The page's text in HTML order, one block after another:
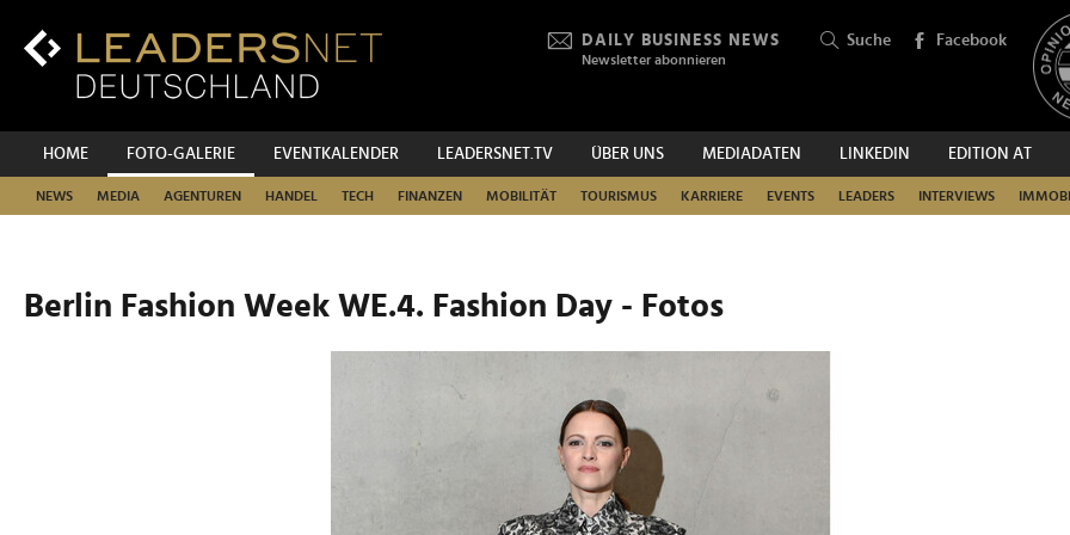
Inhalt
Hauptnavigation
DAILY BUSINESS NEWS
Newsletter abonnieren
Suche Facebook
HOME FOTO-GALERIE EVENTKALENDER LEADERSNET.TV ÜBER UNS MEDIADATEN LINKEDIN EDITION AT
NEWS MEDIA AGENTUREN HANDEL TECH FINANZEN MOBILITÄT TOURISMUS KARRIERE EVENTS LEADERS INTERVIEWS
SUCHEN
Berlin Fashion Week WE.4. Fashion Day - Fotos